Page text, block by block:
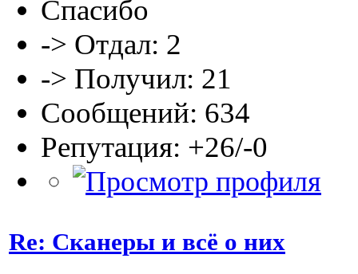
Спасибо
-> Отдал: 2
-> Получил: 21
Сообщений: 634
Репутация: +26/-0
Re: Сканеры и всё о них